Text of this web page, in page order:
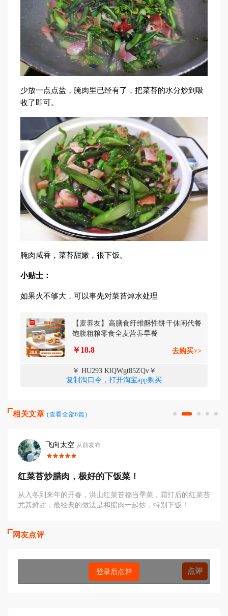
少放一点点盐，腌肉里已经有了，把菜苔的水分炒到吸
收了即可。
腌肉咸香，菜苔甜嫩，很下饭。
小贴士：
如果火不够大，可以事先对菜苔焯水处理
【麦养友】高膳食纤维酥性饼干休闲代餐
饱腹粗粮零食全麦营养早餐
￥18.8 去购买>>
￥ HU293 KlQWgt85ZQv￥
复制淘口令，打开淘宝app购买
相关文章 (查看全部6篇)
半梦半醒 从前发布
红菜苔炒腌肉，应该是武汉经典家常菜
最爱吃红菜苔的，应该是湖北人，我曾经看过武汉人在美国定
居，因想念红菜苔而在自己家院子里种植，度娘说，红菜苔在
网友点评